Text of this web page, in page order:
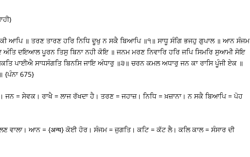
ਕੀ ਆਪਿ ॥ ਤਰਣ ਤਾਰਣ ਹਰਿ ਨਿਧਿ ਦੂਖੁ ਨ ਸਕੈ ਬਿਆਪਿ ॥੧॥ ਸਾਧੂ ਸੰਗਿ ਭਜਹੁ ਗੁਪਾਲ ॥ ਆਨ ਸੰਜਮ
ਦਇਆਲ ਪੂਰਨ ਤਿਸੁ ਬਿਨਾ ਨਹੀ ਕੋਇ ॥ ਜਨਮ ਮਰਣ ਨਿਵਾਰਿ ਹਰਿ ਜਪਿ ਸਿਮਰਿ ਸੁਆਮੀ ਸੋਇ
ਪਾਈਐ ਸਾਧਸੰਗਤਿ ਬਿਨਸਿ ਜਾਇ ਅੰਧਾਰੁ ॥੩॥ ਚਰਨ ਕਮਲ ਅਧਾਰੁ ਜਨ ਕਾ ਰਾਸਿ ਪੂੰਜੀ ਏਕ ॥
{ਪੰਨਾ 675}
= ਸੇਵਕ। ਰਾਖੈ = ਲਾਜ ਰੱਖਦਾ ਹੈ। ਤਰਣ = ਜਹਾਜ਼। ਨਿਧਿ = ਖ਼ਜ਼ਾਨਾ। ਨ ਸਕੈ ਬਿਆਪਿ = ਪੋਹ
ਵਾਲਾ। ਆਨ = {अन्य} ਕੋਈ ਹੋਰ। ਸੰਜਮ = ਜੁਗਤਿ। ਕਟਿ = ਕੱਟ ਲੈ। ਕਲਿ ਕਾਲ = ਸੰਸਾਰ ਦੀ